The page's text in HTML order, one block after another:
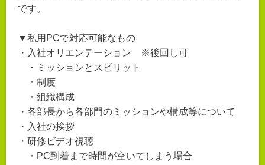
です。
▼私用PCで対応可能なもの
・入社オリエンテーション ※後回し可
・ミッションとスピリット
・制度
・組織構成
・各部長から各部門のミッションや構成等について
・入社の挨拶
・研修ビデオ視聴
・PC到着まで時間が空いてしまう場合